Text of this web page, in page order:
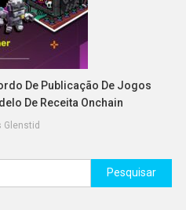
De Publicação De Jogos
De Receita Onchain
Glenstid
Pesquisar
por: